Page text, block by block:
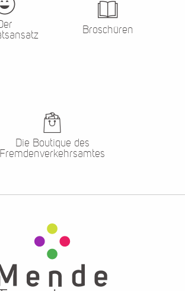
Broschüren
Die Boutique des
Fremdenverkehrsamtes